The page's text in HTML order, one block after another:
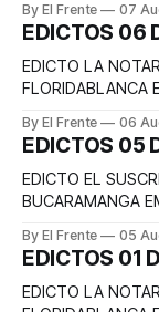
días hábiles
en el trámite
de la causante
By El Frente 07
EDICTOS 06
EDICTO LA
días hábiles
en el trámite
del causante
By El Frente 06
EDICTOS 05
EDICTO EL
BUCARAMANGA
de liquidación de
causante
identificaba con
By El Frente 05
EDICTOS 01
EDICTO LA